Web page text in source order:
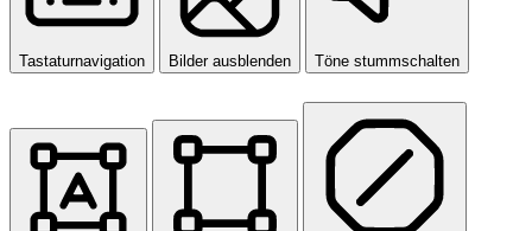
Tastaturnavigation Bilder ausblenden Töne stummschalten